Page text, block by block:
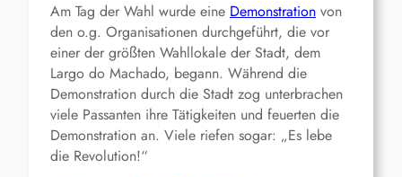
Am Tag der Wahl wurde eine Demonstration von
den o.g. Organisationen durchgeführt, die vor
einer der größten Wahllokale der Stadt, dem
Largo do Machado, begann. Während die
Demonstration durch die Stadt zog unterbrachen
viele Passanten ihre Tätigkeiten und feuerten die
Demonstration an. Viele riefen sogar: „Es lebe
die Revolution!“